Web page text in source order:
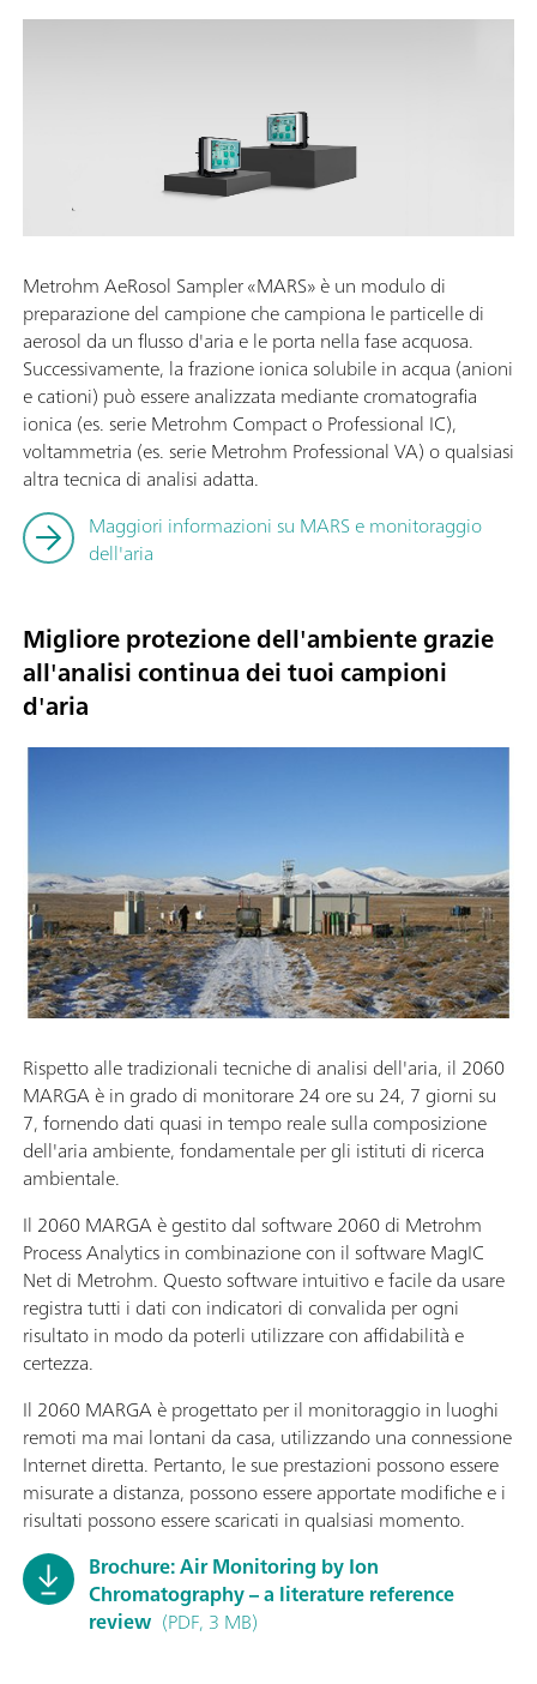
Metrohm AeRosol Sampler «MARS» è un modulo di
preparazione del campione che campiona le particelle di
aerosol da un flusso d'aria e le porta nella fase acquosa.
Successivamente, la frazione ionica solubile in acqua (anioni
e cationi) può essere analizzata mediante cromatografia
ionica (es. serie Metrohm Compact o Professional IC),
voltammetria (es. serie Metrohm Professional VA) o qualsiasi
altra tecnica di analisi adatta.
Maggiori informazioni su MARS e monitoraggio
dell'aria
Migliore protezione dell'ambiente grazie
all'analisi continua dei tuoi campioni
d'aria
Rispetto alle tradizionali tecniche di analisi dell'aria, il 2060
MARGA è in grado di monitorare 24 ore su 24, 7 giorni su
7, fornendo dati quasi in tempo reale sulla composizione
dell'aria ambiente, fondamentale per gli istituti di ricerca
ambientale.
Il 2060 MARGA è gestito dal software 2060 di Metrohm
Process Analytics in combinazione con il software MagIC
Net di Metrohm. Questo software intuitivo e facile da usare
registra tutti i dati con indicatori di convalida per ogni
risultato in modo da poterli utilizzare con affidabilità e
certezza.
Il 2060 MARGA è progettato per il monitoraggio in luoghi
remoti ma mai lontani da casa, utilizzando una connessione
Internet diretta. Pertanto, le sue prestazioni possono essere
misurate a distanza, possono essere apportate modifiche e i
risultati possono essere scaricati in qualsiasi momento.
Brochure: Air Monitoring by Ion
Chromatography – a literature reference
review (PDF, 3 MB)